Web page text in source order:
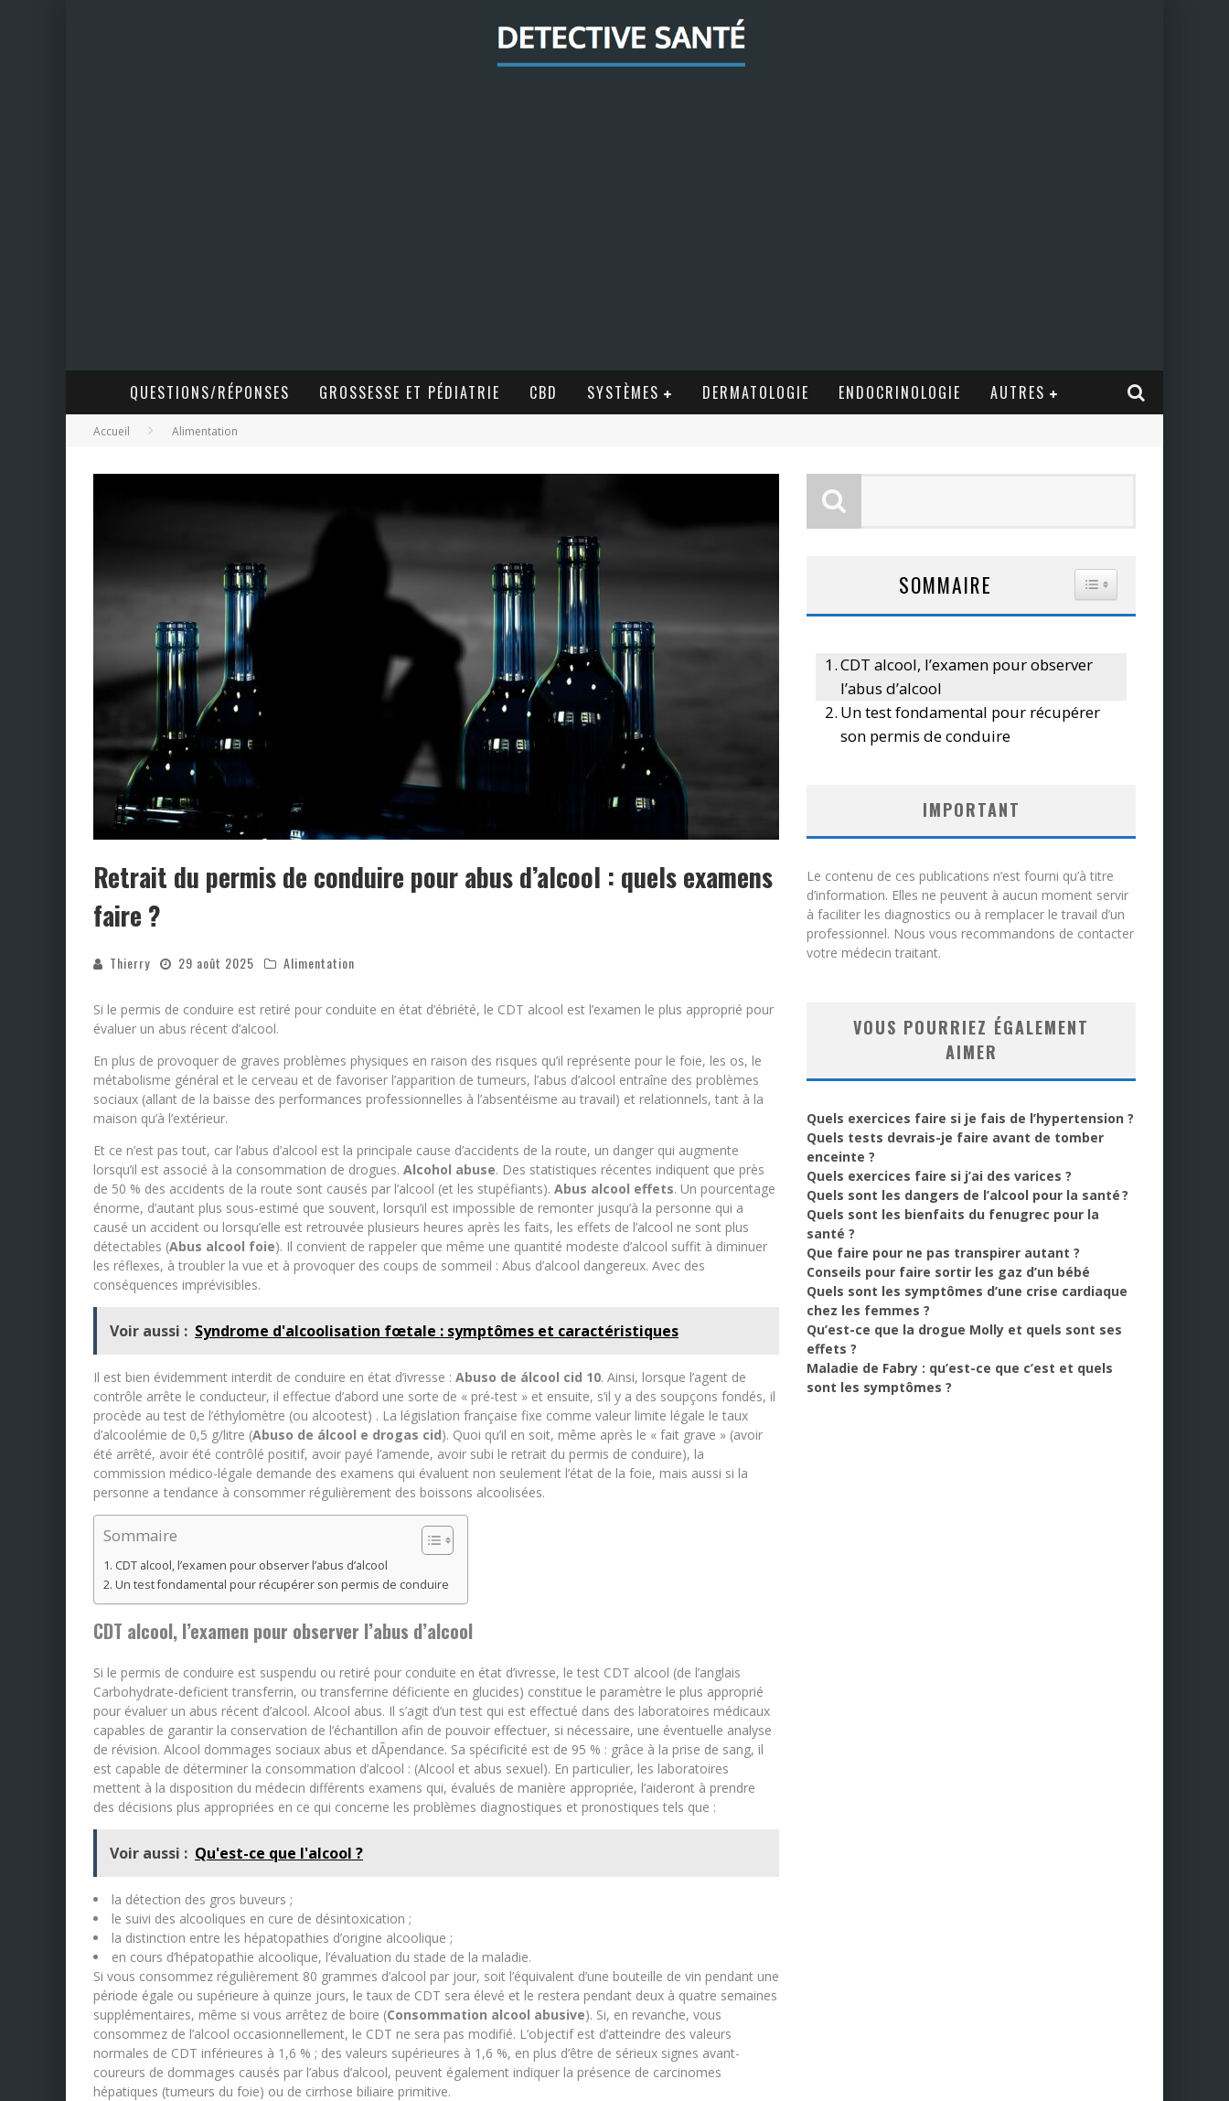
QUESTIONS/RÉPONSES GROSSESSE ET PÉDIATRIE CBD SYSTÈMES DERMATOLOGIE ENDOCRINOLOGIE AUTRES
Accueil Alimentation
Retrait du permis de conduire pour abus d’alcool : quels examens
faire ?
Thierry 29 août 2025 Alimentation
Si le permis de conduire est retiré pour conduite en état d’ébriété, le CDT alcool est l’examen le plus approprié pour
évaluer un abus récent d’alcool.
En plus de provoquer de graves problèmes physiques en raison des risques qu’il représente pour le foie, les os, le
métabolisme général et le cerveau et de favoriser l’apparition de tumeurs, l’abus d’alcool entraîne des problèmes
sociaux (allant de la baisse des performances professionnelles à l’absentéisme au travail) et relationnels, tant à la
maison qu’à l’extérieur.
Et ce n’est pas tout, car l’abus d’alcool est la principale cause d’accidents de la route, un danger qui augmente
lorsqu’il est associé à la consommation de drogues. Alcohol abuse. Des statistiques récentes indiquent que près
de 50 % des accidents de la route sont causés par l’alcool (et les stupéfiants). Abus alcool effets. Un pourcentage
énorme, d’autant plus sous-estimé que souvent, lorsqu’il est impossible de remonter jusqu’à la personne qui a
causé un accident ou lorsqu’elle est retrouvée plusieurs heures après les faits, les effets de l’alcool ne sont plus
détectables (Abus alcool foie). Il convient de rappeler que même une quantité modeste d’alcool suffit à diminuer
les réflexes, à troubler la vue et à provoquer des coups de sommeil : Abus d’alcool dangereux. Avec des
conséquences imprévisibles.
Voir aussi : Syndrome d'alcoolisation fœtale : symptômes et caractéristiques
Il est bien évidemment interdit de conduire en état d’ivresse : Abuso de álcool cid 10. Ainsi, lorsque l’agent de
contrôle arrête le conducteur, il effectue d’abord une sorte de « pré-test » et ensuite, s’il y a des soupçons fondés, il
procède au test de l’éthylomètre (ou alcootest) . La législation française fixe comme valeur limite légale le taux
d’alcoolémie de 0,5 g/litre (Abuso de álcool e drogas cid). Quoi qu’il en soit, même après le « fait grave » (avoir
été arrêté, avoir été contrôlé positif, avoir payé l’amende, avoir subi le retrait du permis de conduire), la
commission médico-légale demande des examens qui évaluent non seulement l’état de la foie, mais aussi si la
personne a tendance à consommer régulièrement des boissons alcoolisées.
Sommaire
CDT alcool, l’examen pour observer l’abus d’alcool
Un test fondamental pour récupérer son permis de conduire
CDT alcool, l’examen pour observer l’abus d’alcool
Si le permis de conduire est suspendu ou retiré pour conduite en état d’ivresse, le test CDT alcool (de l’anglais
Carbohydrate-deficient transferrin, ou transferrine déficiente en glucides) constitue le paramètre le plus approprié
pour évaluer un abus récent d’alcool. Alcool abus. Il s’agit d’un test qui est effectué dans des laboratoires médicaux
capables de garantir la conservation de l’échantillon afin de pouvoir effectuer, si nécessaire, une éventuelle analyse
de révision. Alcool dommages sociaux abus et dÃpendance. Sa spécificité est de 95 % : grâce à la prise de sang, il
est capable de déterminer la consommation d’alcool : (Alcool et abus sexuel). En particulier, les laboratoires
mettent à la disposition du médecin différents examens qui, évalués de manière appropriée, l’aideront à prendre
des décisions plus appropriées en ce qui concerne les problèmes diagnostiques et pronostiques tels que :
Voir aussi : Qu'est-ce que l'alcool ?
la détection des gros buveurs ;
le suivi des alcooliques en cure de désintoxication ;
la distinction entre les hépatopathies d’origine alcoolique ;
en cours d’hépatopathie alcoolique, l’évaluation du stade de la maladie.
Si vous consommez régulièrement 80 grammes d’alcool par jour, soit l’équivalent d’une bouteille de vin pendant une
période égale ou supérieure à quinze jours, le taux de CDT sera élevé et le restera pendant deux à quatre semaines
supplémentaires, même si vous arrêtez de boire (Consommation alcool abusive). Si, en revanche, vous
consommez de l’alcool occasionnellement, le CDT ne sera pas modifié. L’objectif est d’atteindre des valeurs
normales de CDT inférieures à 1,6 % ; des valeurs supérieures à 1,6 %, en plus d’être de sérieux signes avant-
coureurs de dommages causés par l’abus d’alcool, peuvent également indiquer la présence de carcinomes
hépatiques (tumeurs du foie) ou de cirrhose biliaire primitive.
SOMMAIRE TOGGLE TABLE OF
CDT alcool, l’examen pour observer
l’abus d’alcool
Un test fondamental pour récupérer
son permis de conduire
IMPORTANT
Le contenu de ces publications n’est fourni qu’à titre
d’information. Elles ne peuvent à aucun moment servir
à faciliter les diagnostics ou à remplacer le travail d’un
professionnel. Nous vous recommandons de contacter
votre médecin traitant.
VOUS POURRIEZ ÉGALEMENT
AIMER
Quels exercices faire si je fais de l’hypertension ?
Quels tests devrais-je faire avant de tomber
enceinte ?
Quels exercices faire si j’ai des varices ?
Quels sont les dangers de l’alcool pour la santé ?
Quels sont les bienfaits du fenugrec pour la
santé ?
Que faire pour ne pas transpirer autant ?
Conseils pour faire sortir les gaz d’un bébé
Quels sont les symptômes d’une crise cardiaque
chez les femmes ?
Qu’est-ce que la drogue Molly et quels sont ses
effets ?
Maladie de Fabry : qu’est-ce que c’est et quels
sont les symptômes ?